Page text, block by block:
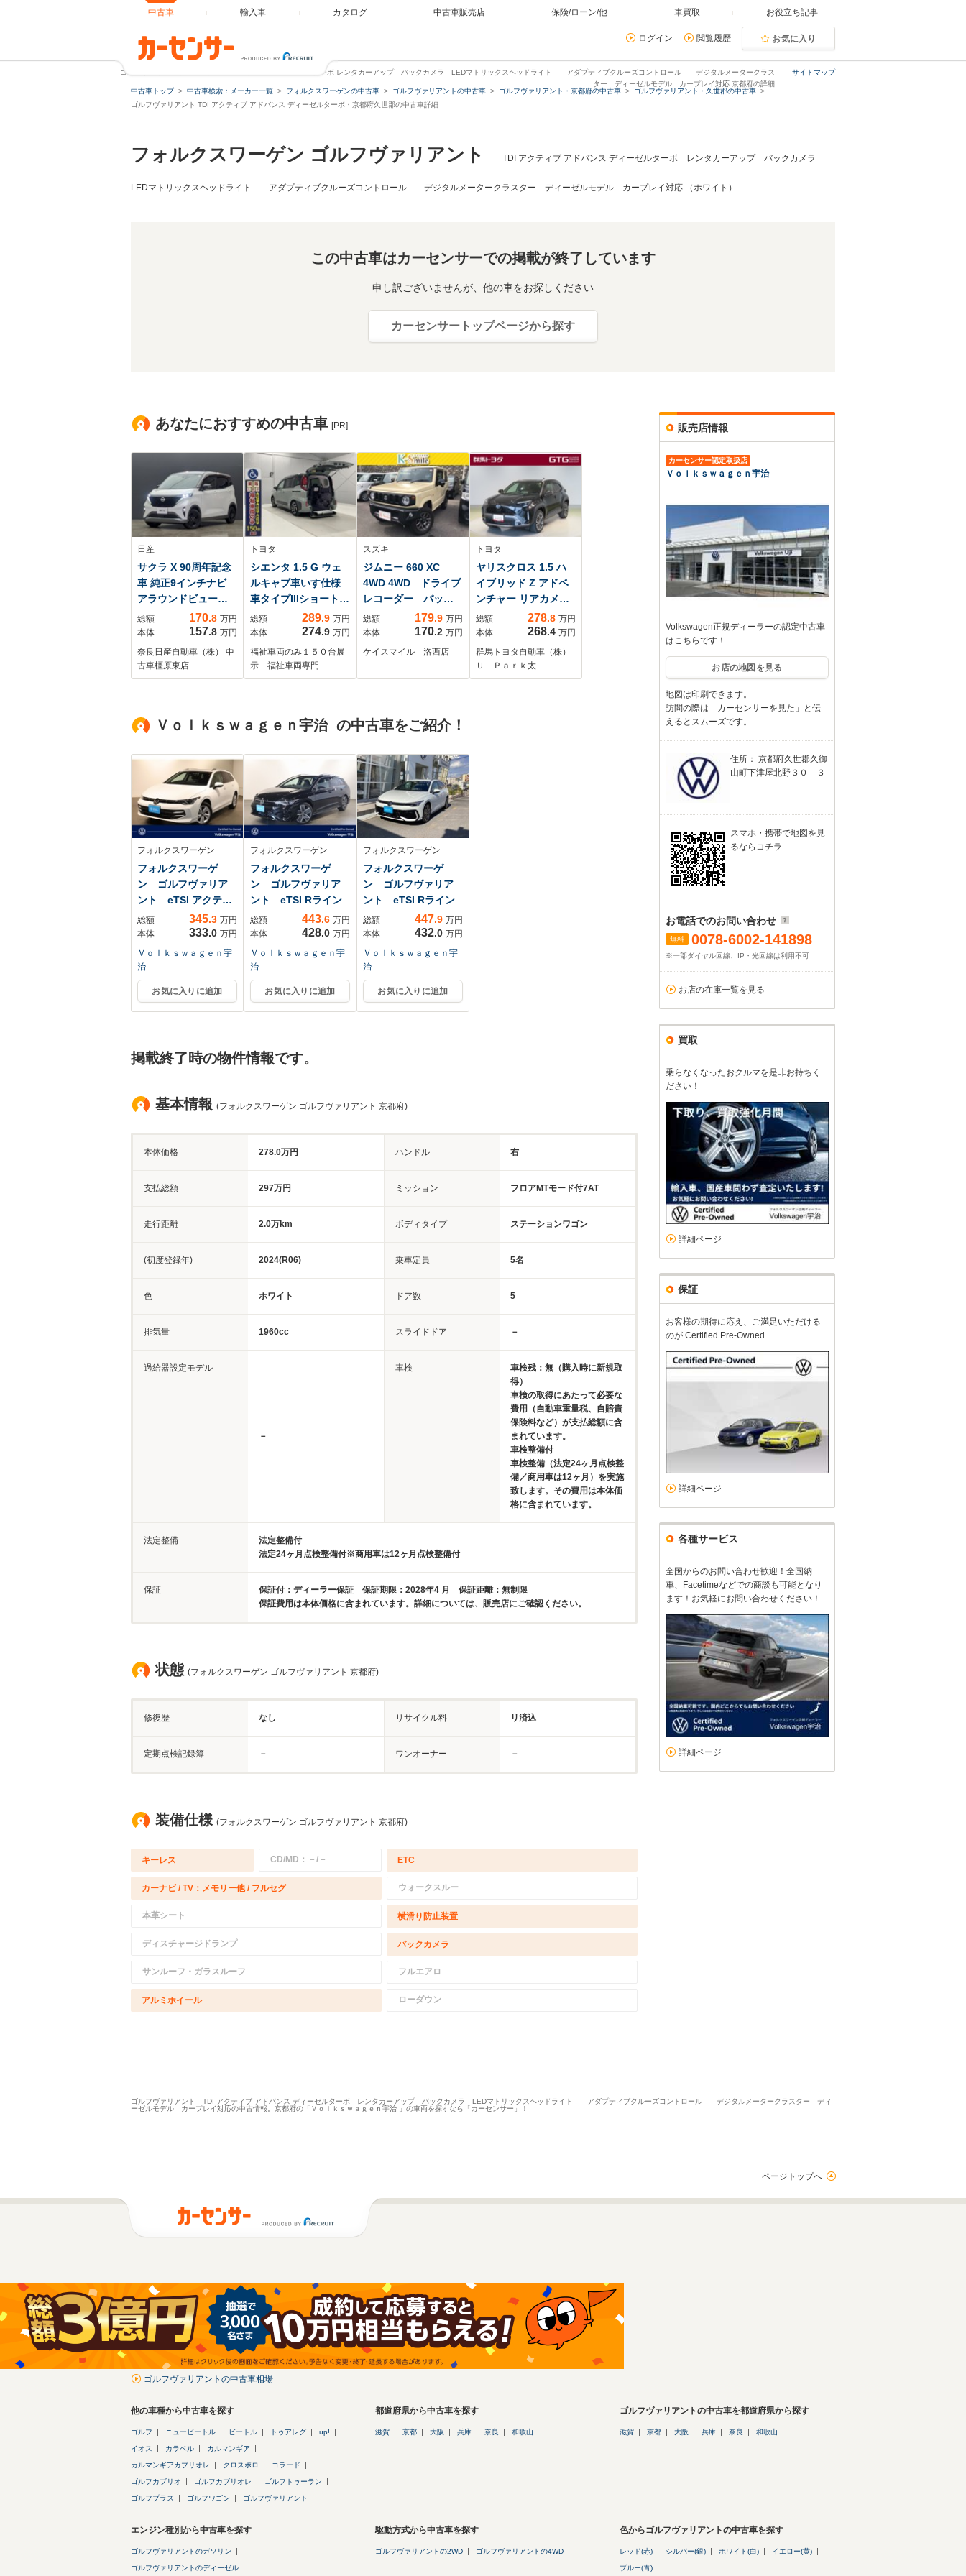
中古車 輸入車 カタログ 中古車販売店 保険/ローン/他 車買取 お役立ち記事
ログイン 閲覧履歴 お気に入り
サイトマップ
ゴルフヴァリアント TDI アクティブ アドバンス ディーゼルターボ レンタカーアップ バックカメラ LEDマトリックスヘッドライト アダプティブクルーズコントロール デジタルメータークラス
ター ディーゼルモデル カープレイ対応 京都府の詳細
中古車トップ
中古車検索：メーカー一覧 フォルクスワーゲンの中古車 ゴルフヴァリアントの中古車 ゴルフヴァリアント・京都府の中古車
ゴルフヴァリアント・久世郡の中古車
ゴルフヴァリアント TDI アクティブ アドバンス ディーゼルターボ・京都府久世郡の中古車詳細
フォルクスワーゲン ゴルフヴァリアント TDI アクティブ アドバンス ディーゼルターボ レンタカーアップ バックカメラ
LEDマトリックスヘッドライト アダプティブクルーズコントロール デジタルメータークラスター ディーゼルモデル カープレイ対応 （ホワイト）
この中古車はカーセンサーでの掲載が終了しています
申し訳ございませんが、他の車をお探しください
カーセンサートップページから探す
あなたにおすすめの中古車 [PR]
日産
サクラ X 90周年記念
車 純正9インチナビ
アラウンドビューモ
ニター シート/ハン
ドルヒーター 90th
専用シート 充電ケ
ーブル エマージェ
ンシーブレーキ 踏
ドライト LEDフォ
器
総額 170.8 万円
本体
157.8 万円
奈良日産自動車（株） 中
古車橿原東店…
トヨタ
シエンタ 1.5 G ウェ
ルキャブ車いす仕様
車タイプIIIショートス
ロープ 助手席側セカ
ンドシート付 福祉車
両・手動スロープ・1
台積・5人乗・走行5
千K・タイプ3・車椅
オーナー・左右電動
イオーディオ・ナ
ビ・全方位モニタ
ー・ETC・ステアリ
ングヒーター
総額 289.9 万円
本体
274.9 万円
福祉車両のみ１５０台展
示 福祉車両専門…
スズキ
ジムニー 660 XC
4WD 4WD ドライブ
レコーダー バック
カメラ ナビ TV
オートクルーズコン
トロール レーンア
減システム オート
トウォッシャー ス
総額 179.9 万円
本体
170.2 万円
ケイスマイル 洛西店
トヨタ
ヤリスクロス 1.5 ハ
イブリッド Z アドベ
ンチャー リアカメ
ラ ナビ 衝突被害
軽減 横滑り防止装
置 LEDヘッドライ
ト スマートキー&プ
ッシュスタート オ
総額 278.8 万円
本体
268.4 万円
群馬トヨタ自動車（株）
Ｕ－Ｐａｒｋ太…
Ｖｏｌｋｓｗａｇｅｎ宇治 の中古車をご紹介！
フォルクスワーゲン
フォルクスワーゲ
ン ゴルフヴァリア
ント eTSI アクティ
ブ
総額 345.3 万円
本体
333.0 万円
Ｖｏｌｋｓｗａｇｅｎ宇
治
お気に入りに追加
フォルクスワーゲン
フォルクスワーゲ
ン ゴルフヴァリア
ント eTSI Rライン
総額 443.6 万円
本体
428.0 万円
Ｖｏｌｋｓｗａｇｅｎ宇
治
お気に入りに追加
フォルクスワーゲン
フォルクスワーゲ
ン ゴルフヴァリア
ント eTSI Rライン
総額 447.9 万円
本体
432.0 万円
Ｖｏｌｋｓｗａｇｅｎ宇
治
お気に入りに追加
掲載終了時の物件情報です。
基本情報 (フォルクスワーゲン ゴルフヴァリアント 京都府)
本体価格 278.0万円 ハンドル 右
支払総額 297万円 ミッション フロアMTモード付7AT
走行距離 2.0万km ボディタイプ ステーションワゴン
(初度登録年) 2024(R06) 乗車定員 5名
色 ホワイト ドア数 5
排気量 1960cc スライドドア －
過給器設定モデル
－
車検
車検残：無（購入時に新規取
得）
車検の取得にあたって必要な
費用（自動車重量税、自賠責
保険料など）が支払総額に含
まれています。
車検整備付
車検整備（法定24ヶ月点検整
備／商用車は12ヶ月）を実施
致します。その費用は本体価
格に含まれています。
法定整備
法定整備付
法定24ヶ月点検整備付※商用車は12ヶ月点検整備付
保証
保証付：ディーラー保証 保証期限：2028年4 月 保証距離：無制限
保証費用は本体価格に含まれています。詳細については、販売店にご確認ください。
状態 (フォルクスワーゲン ゴルフヴァリアント 京都府)
修復歴 なし リサイクル料 リ済込
定期点検記録簿 － ワンオーナー －
装備仕様 (フォルクスワーゲン ゴルフヴァリアント 京都府)
キーレス CD/MD：－/－ ETC
カーナビ / TV：メモリー他 / フルセグ ウォークスルー
本革シート 横滑り防止装置
ディスチャージドランプ バックカメラ
サンルーフ・ガラスルーフ フルエアロ
アルミホイール ローダウン
販売店情報
カーセンサー認定取扱店
Ｖｏｌｋｓｗａｇｅｎ宇治
Volkswagen正規ディーラーの認定中古車
はこちらです！
お店の地図を見る
地図は印刷できます。
訪問の際は「カーセンサーを見た」と伝
えるとスムーズです。
住所： 京都府久世郡久御
山町下津屋北野３０－３
スマホ・携帯で地図を見
るならコチラ
お電話でのお問い合わせ
無料 0078-6002-141898
※一部ダイヤル回線、IP・光回線は利用不可
お店の在庫一覧を見る
買取
乗らなくなったおクルマを是非お持ちく
ださい！
詳細ページ
保証
お客様の期待に応え、ご満足いただける
のが Certified Pre-Owned
詳細ページ
各種サービス
全国からのお問い合わせ歓迎！全国納
車、Facetimeなどでの商談も可能となり
ます！お気軽にお問い合わせください！
詳細ページ
ゴルフヴァリアント TDI アクティブ アドバンス ディーゼルターボ レンタカーアップ バックカメラ LEDマトリックスヘッドライト アダプティブクルーズコントロール デジタルメータークラスター ディ
ーゼルモデル カープレイ対応の中古情報。京都府の「Ｖｏｌｋｓｗａｇｅｎ宇治 」の車両を探すなら「カーセンサー」！
ページトップへ
ゴルフヴァリアントの中古車相場
他の車種から中古車を探す
ゴルフ ニュービートル ビートル トゥアレグ up!
イオス カラベル カルマンギア
カルマンギアカブリオレ クロスポロ コラード
ゴルフカブリオ ゴルフカブリオレ ゴルフトゥーラン
ゴルフプラス ゴルフワゴン ゴルフヴァリアント
都道府県から中古車を探す
滋賀 京都 大阪 兵庫 奈良 和歌山
ゴルフヴァリアントの中古車を都道府県から探す
滋賀 京都 大阪 兵庫 奈良 和歌山
エンジン種別から中古車を探す
ゴルフヴァリアントのガソリン
ゴルフヴァリアントのディーゼル
駆動方式から中古車を探す
ゴルフヴァリアントの2WD ゴルフヴァリアントの4WD
色からゴルフヴァリアントの中古車を探す
レッド(赤) シルバー(銀) ホワイト(白) イエロー(黄)
ブルー(青)